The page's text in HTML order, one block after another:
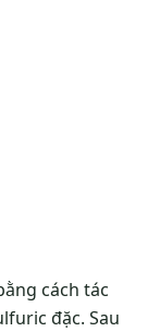
cách tác
đặc. Sau